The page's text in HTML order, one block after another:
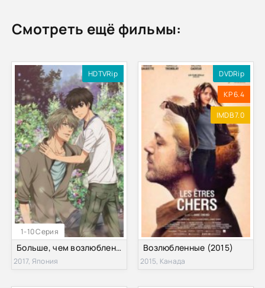
Смотреть ещё фильмы:
1-10 Серия
HDTVRip
Больше, чем возлюбленные (2 сезон) (2017)
2017, Япония
DVDRip
KP 6.4
IMDB 7.0
Возлюбленные (2015)
2015, Канада